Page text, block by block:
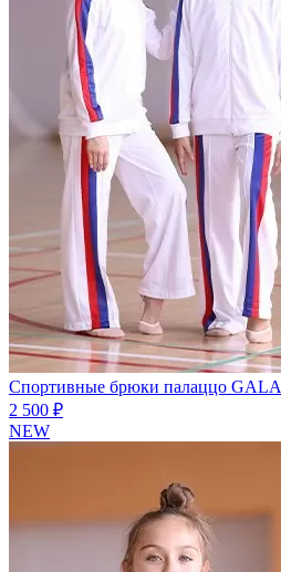
Спортивные брюки палаццо GALA
2 500 ₽
NEW